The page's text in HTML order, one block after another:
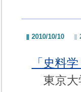
2010/10/10
「史料
東京大